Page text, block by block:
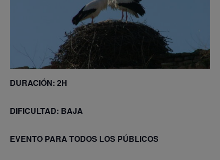
DURACIÓN: 2H
DIFICULTAD: BAJA
EVENTO PARA TODOS LOS PÚBLICOS